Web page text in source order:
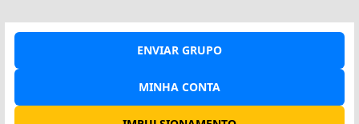
ENVIAR GRUPO
MINHA CONTA